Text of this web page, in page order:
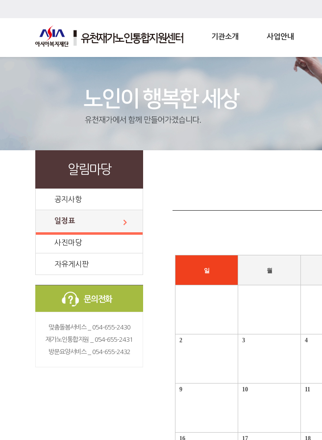
기관소개 사업안내
알림마당
공지사항
일정표
사진마당
자유게시판
문의전화
맞춤돌봄서비스 _ 054-655-2430
재가노인통합지원 _ 054-655-2431
방문요양서비스 _ 054-655-2432
일 월
2 3 4
9 10 11
16 17 18